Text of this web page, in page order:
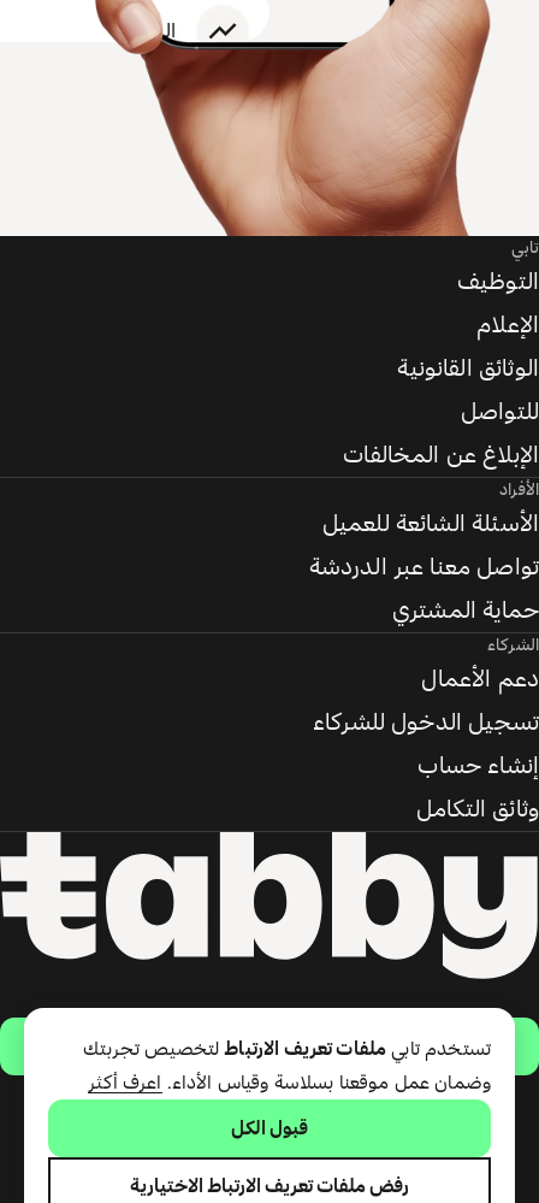
حمّل التطبيق
تقدّم شركة تابي ذ.م.م خدمة الدفع
ذ.م.م المرخصة من مصرف الإمارات
تابي
التوظيف
الإعلام
الوثائق القانونية
للتواصل
الإبلاغ عن المخالفات
الأفراد
الأسئلة الشائعة للعميل
تواصل معنا عبر الدردشة
حماية المشتري
الشركاء
دعم الأعمال
تسجيل الدخول للشركاء
إنشاء حساب
وثائق التكامل
تستخدم تابي ملفات تعريف الارتباطلتخصيص تجربتك
وضمان عمل موقعنا بسلاسة وقياس الأداء.
اعرف أكثر
قبول الكل
رفض ملفات تعريف الارتباط الاختيارية